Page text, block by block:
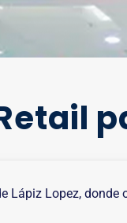
Lápiz Lopez, donde